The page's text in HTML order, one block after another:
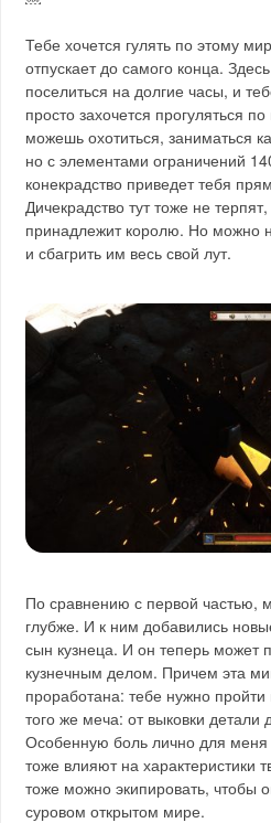
Тебе хочется гулять по этому
отпускает до самого конца.
поселиться на долгие часы, и
просто захочется прогуляться
можешь охотиться, заниматься
но с элементами ограничений
конекрадство приведет тебя
Дичекрадство тут тоже не
принадлежит королю. Но можно
и сбагрить им весь свой лут.
По сравнению с первой частью,
глубже. И к ним добавились
сын кузнеца. И он теперь может
кузнечным делом. Причем эта
проработана: тебе нужно
того же меча: от выковки детали
Особенную боль лично для меня
тоже влияют на характеристики
тоже можно экипировать, чтобы
суровом открытом мире.